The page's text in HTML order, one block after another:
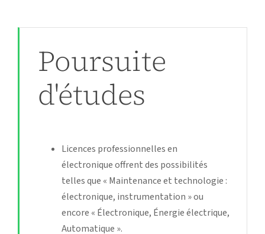
Poursuite
d'études
Licences professionnelles en
électronique offrent des possibilités
telles que « Maintenance et technologie :
électronique, instrumentation » ou
encore « Électronique, Énergie électrique,
Automatique ».